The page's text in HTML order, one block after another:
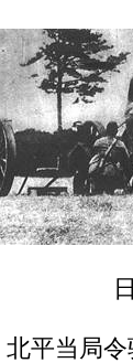
当局令